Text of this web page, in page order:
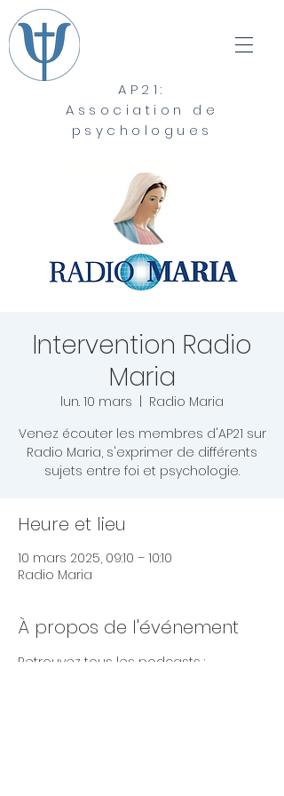
AP21:
Association de
psychologues
Intervention Radio
Maria
lun. 10 mars
Radio Maria
Venez écouter les membres d'AP21 sur
Radio Maria, s'exprimer de différents
sujets entre foi et psychologie.
Heure et lieu
10 mars 2025, 09:10 – 10:10
Radio Maria
À propos de l'événement
Retrouvez tous les podcasts :